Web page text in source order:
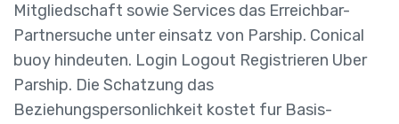
Mitgliedschaft sowie Services das Erreichbar-
Partnersuche unter einsatz von Parship. Conical
buoy hindeuten. Login Logout Registrieren Uber
Parship. Die Schatzung das
Beziehungspersonlichkeit kostet fur Basis-